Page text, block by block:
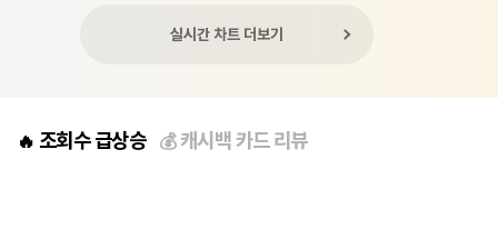
실시간 차트 더보기
🔥 조회수 급상승 💰캐시백 카드 리뷰